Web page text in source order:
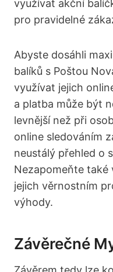
využívat akční
‍pro pravidelné
Abyste dosáhli
balíků s Poštou
využívat jejich
a platba může být
levnější než ‌při
online sledováním
neustálý přehled o
⁣Nezapomeňte‌
jejich věrnostním
výhody.
Závěrečné